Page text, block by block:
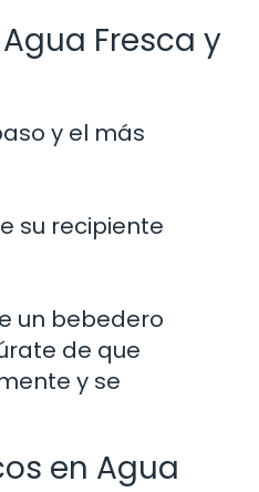
Fresca y
y el más
su recipiente
un bebedero
de que
y se
en Agua